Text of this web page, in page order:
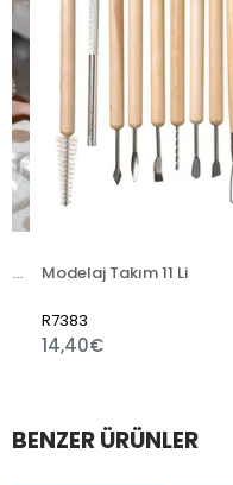
Modelaj Takım 11 Li
R7383
14,40€
BENZER ÜRÜNLER